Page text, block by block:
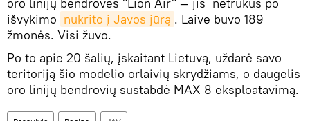
išvykimo nukrito į Javos jūrą . Laive buvo 189
žmonės. Visi žuvo.
Po to apie 20 šalių, įskaitant Lietuvą, uždarė savo
teritoriją šio modelio orlaivių skrydžiams, o daugelis
oro linijų bendrovių sustabdė MAX 8 eksploatavimą.